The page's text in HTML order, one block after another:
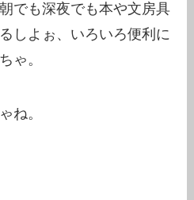
でも深夜でも本や文房具
しよぉ、いろいろ便利に
ゃ。
ね。